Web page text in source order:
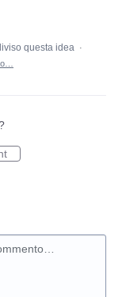
questa idea ·